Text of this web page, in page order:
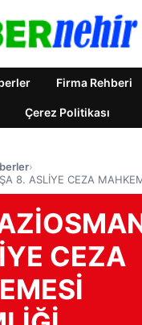
Firma Rehberi
Çerez Politikası
›
8. ASLİYE CEZA
CEZA